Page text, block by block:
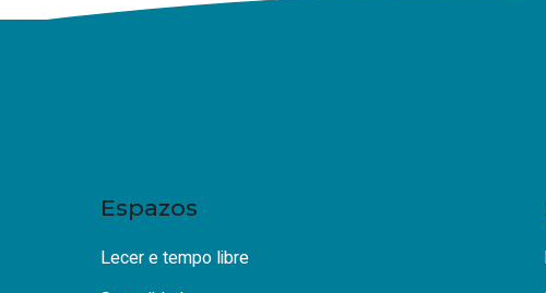
Espazos
Lecer e tempo libre